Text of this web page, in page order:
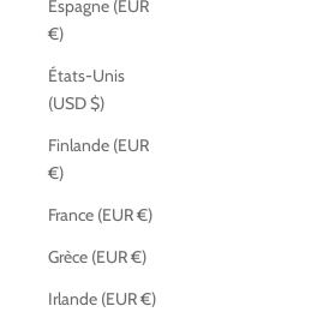
Espagne (EUR
€)
États-Unis
(USD $)
Finlande (EUR
€)
France (EUR €)
Grèce (EUR €)
Irlande (EUR €)